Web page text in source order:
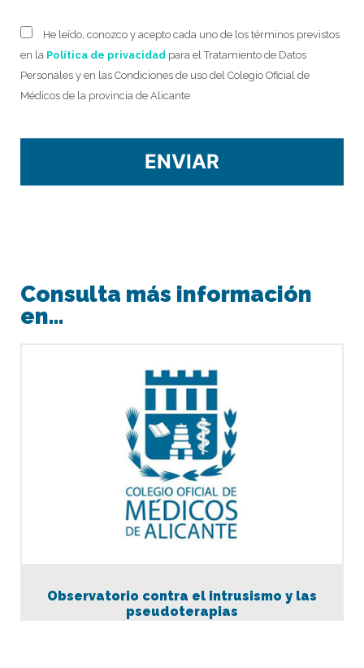
He leído, conozco y acepto cada uno de los términos previstos
en la Política de privacidad para el Tratamiento de Datos
Personales y en las Condiciones de uso del Colegio Oficial de
Médicos de la provincia de Alicante
Consulta más información
en…
Observatorio contra el intrusismo y las
pseudoterapias